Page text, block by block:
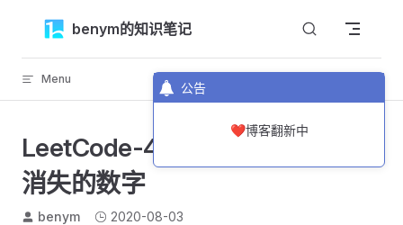
公告
❤️博客翻新中
Skip to contentbenym的知识笔记
Menu 返回顶部
LeetCode-448-找到所有数组中
消失的数字
benym
2020-08-03